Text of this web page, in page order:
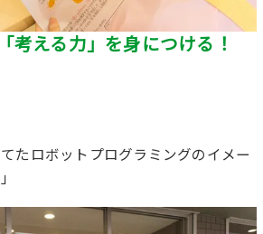
考える力」を身につける！
たロボットプログラミングのイメー